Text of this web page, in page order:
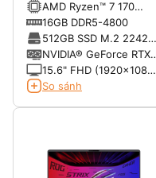
AMD Ryzen™ 7 170
(8C/16T, up to
4.75GHz, 20MB)
16GB DDR5-4800
512GB SSD M.2 2242
PCIe® 4.0 NVMe®
NVIDIA® GeForce RTX
5060 8GB GDDR7
15.6" FHD (1920x1080)
Non-touch IPS 300nits
So sánh